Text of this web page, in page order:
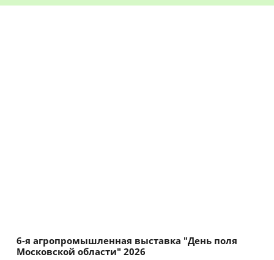
6-я агропромышленная выставка "День поля
Московской области" 2026